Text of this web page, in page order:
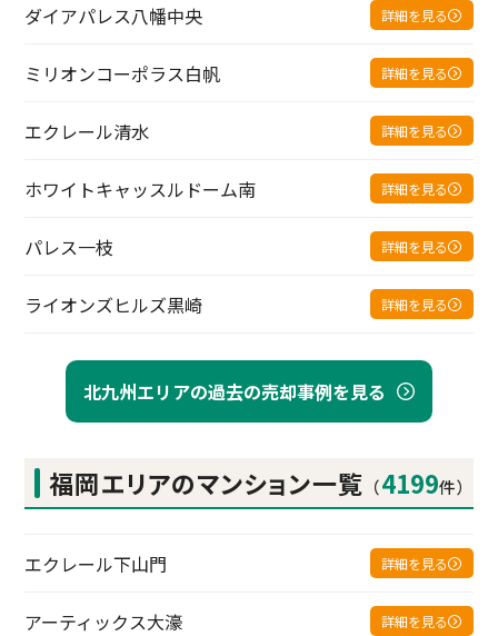
北九州エリアの過去の売却事例を見る
ダイアパレス八幡中央 詳細を見る
ミリオンコーポラス白帆 詳細を見る
エクレール清水 詳細を見る
ホワイトキャッスルドーム南 詳細を見る
パレス一枝 詳細を見る
ライオンズヒルズ黒崎 詳細を見る
福岡エリアのマンション一覧 （4199件）
エクレール下山門 詳細を見る
アーティックス大濠 詳細を見る